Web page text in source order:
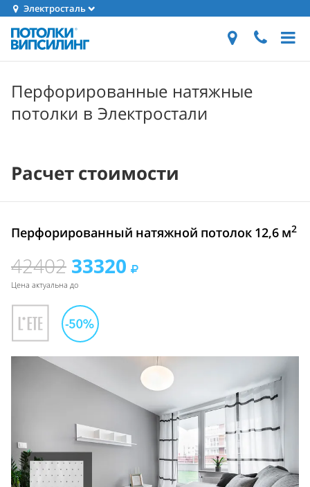
Электросталь
Перфорированные натяжные
потолки в Электростали
Расчет стоимости
Перфорированный натяжной потолок 12,6 м2
42402 33320
Цена актуальна до